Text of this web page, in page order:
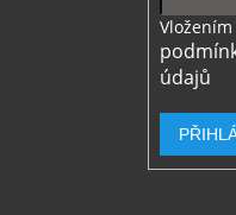
údajů